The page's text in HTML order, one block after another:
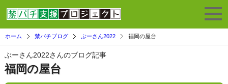
ホーム 禁パチブログ ぶーさん2022 福岡の屋台
ぶーさん2022さんのブログ記事
福岡の屋台